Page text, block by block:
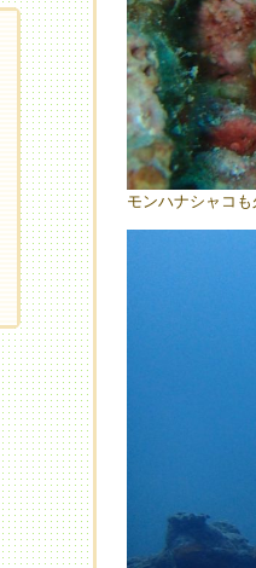
モンハナシャコも